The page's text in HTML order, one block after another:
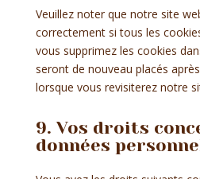
Veuillez noter que notre site
correctement si tous les
vous supprimez les cookies
seront de nouveau placés
lorsque vous revisiterez notre
9. Vos droits
données